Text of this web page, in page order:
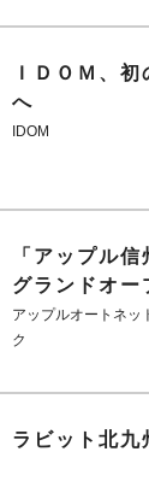
ＩＤＯＭ、
へ
IDOM
「アップル
グランドオー
アップルオートネッ
ク
ラビット北九